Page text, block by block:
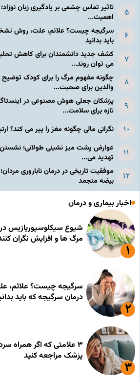
تاثیر تماس چشمی بر یادگیری زبان
اهمیت...
سرگیجه چیست؟ علائم، علت، روش
باید بدانید
کشف جدید دانشمندان برای کاهش
می توان روند...
چگونه مفهوم مرگ را برای کودک توضیح
والدین برای صحبت...
پزشکان جعلی هوش مصنوعی در
تازه برای سلامت...
نگرانی مالی چگونه مغز را پیر می کند؟
عوارض پشت میز نشینی طولانی؛ نشستن
تهدید می...
موفقیت تاریخی در درمان ناباروری
بیضه منجمد
اخبار بیماری و درمان
شیوع سیکلوسپوریازیس
مرگ ها و افزایش نگران
سرگیجه چیست؟ علائم،
درمان سرگیجه که باید
۳ علامتی که اگر همراه
پزشک مراجعه کنید